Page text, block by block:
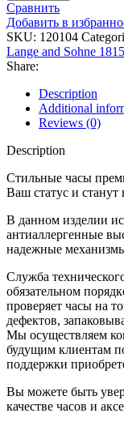
Сравнить
Добавить в
SKU: 120104
Lange and Sohne 1815
Share:
Description
Additional
Reviews (0)
Description
Стильные часы
Ваш статус и
В данном изделии
антиаллергенные
надежные
Служба
обязательном
проверяет часы на
дефектов,
Мы осуществляем
будущим клиентам
поддержки
Вы можете быть
качестве часов и